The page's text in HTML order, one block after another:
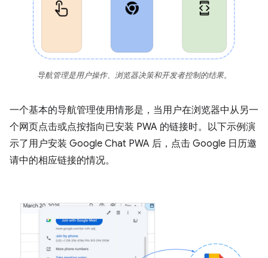
导航管理是用户操作、浏览器决策和开发者控制的结果。
一个基本的导航管理使用情形是，当用户在浏览器中从另一
个网页点击或点按指向已安装 PWA 的链接时。以下示例演
示了用户安装 Google Chat PWA 后，点击 Google 日历邀
请中的相应链接的情况。